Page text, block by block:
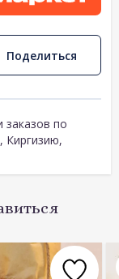
Поделиться
заказов по
Киргизию,